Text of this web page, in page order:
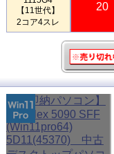
【11世代】
2コア4スレ
20